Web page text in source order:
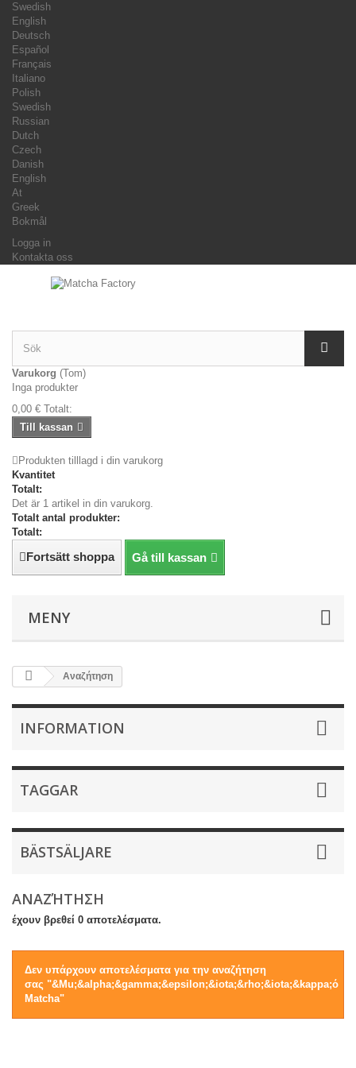
Swedish
English
Deutsch
Español
Français
Italiano
Polish
Swedish
Russian
Dutch
Czech
Danish
English
At
Greek
Bokmål
Logga in
Kontakta oss
Varukorg (Tom)
Inga produkter
0,00 € Totalt:
Till kassan
Produkten tilllagd i din varukorg
Kvantitet
Totalt:
Det är 1 artikel in din varukorg.
Totalt antal produkter:
Totalt:
Fortsätt shoppa Gå till kassan
MENY
Αναζήτηση
INFORMATION
TAGGAR
BÄSTSÄLJARE
ΑΝΑΖΉΤΗΣΗ
έχουν βρεθεί 0 αποτελέσματα.
Δεν υπάρχουν αποτελέσματα για την αναζήτηση
σας "&Mu;&alpha;&gamma;&epsilon;&iota;&rho;&iota;&kappa;ό
Matcha"